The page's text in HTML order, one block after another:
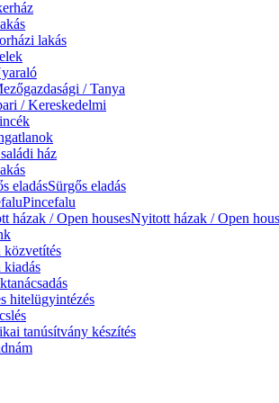
lakás
/ Tanya
/ Kereskedelmi
ház
Sürgős eladás
Pincefalu
Nyitott házak / Open
közvetítés
kiadás
hitelügyintézés
tanúsítvány készítés